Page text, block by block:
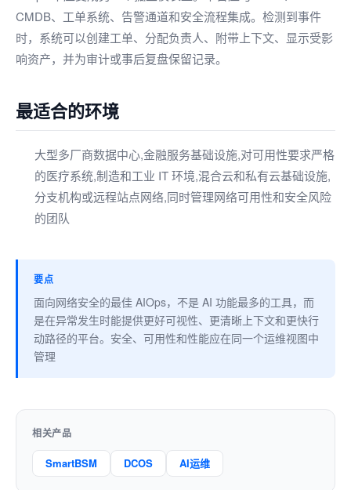
CMDB、工单系统、告警通道和安全流程集成。检测到事件
时，系统可以创建工单、分配负责人、附带上下文、显示受影
响资产，并为审计或事后复盘保留记录。
最适合的环境
大型多厂商数据中心,金融服务基础设施,对可用性要求严格
的医疗系统,制造和工业 IT 环境,混合云和私有云基础设施,
分支机构或远程站点网络,同时管理网络可用性和安全风险
的团队
要点
面向网络安全的最佳 AIOps，不是 AI 功能最多的工具，而
是在异常发生时能提供更好可视性、更清晰上下文和更快行
动路径的平台。安全、可用性和性能应在同一个运维视图中
管理
相关产品
SmartBSM DCOS AI运维